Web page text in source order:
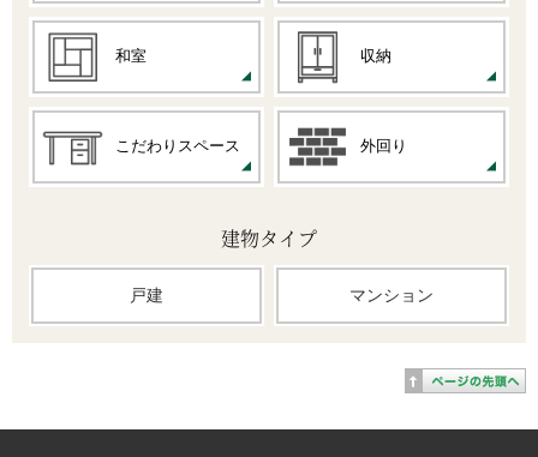
和室 収納
こだわりスペース 外回り
建物タイプ
戸建 マンション